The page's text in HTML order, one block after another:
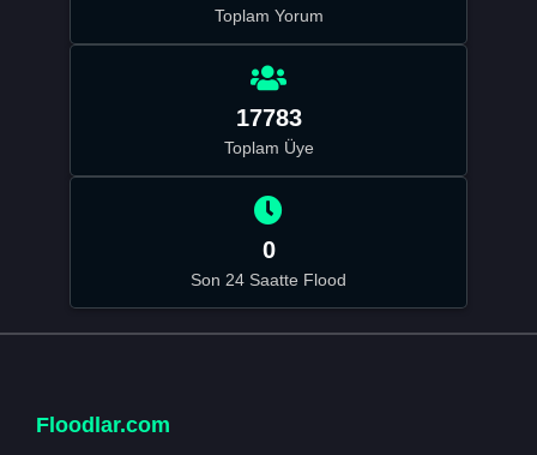
Toplam Yorum
17783
Toplam Üye
0
Son 24 Saatte Flood
Floodlar.com